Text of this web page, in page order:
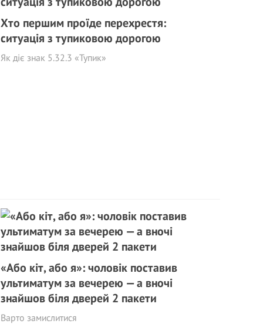
Хто першим проїде перехрестя:
ситуація з тупиковою дорогою
Як діє знак 5.32.3 «Тупик»
«Або кіт, або я»: чоловік поставив
ультиматум за вечерею — а вночі
знайшов біля дверей 2 пакети
Варто замислитися